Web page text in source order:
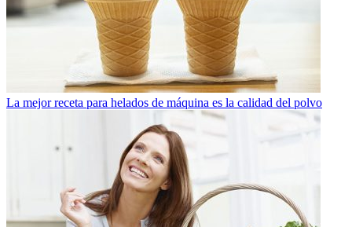
La mejor receta para helados de máquina es la calidad del polvo